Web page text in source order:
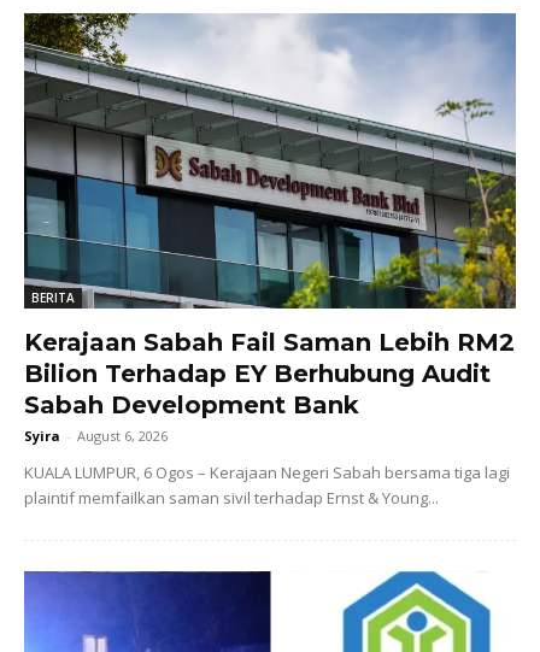
BERITA
Kerajaan Sabah Fail Saman Lebih RM2
Bilion Terhadap EY Berhubung Audit
Sabah Development Bank
Syira - August 6, 2026
KUALA LUMPUR, 6 Ogos – Kerajaan Negeri Sabah bersama tiga lagi
plaintif memfailkan saman sivil terhadap Ernst & Young...